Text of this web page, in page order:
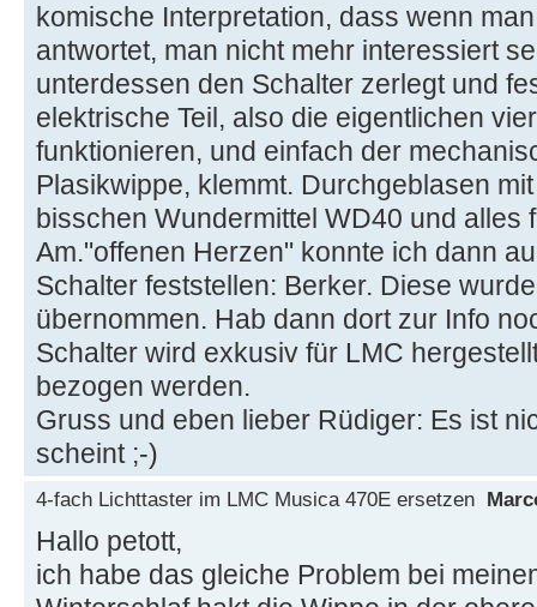
komische Interpretation, dass wenn
antwortet, man nicht mehr interessiert
unterdessen den Schalter zerlegt und
elektrische Teil, also die eigentlichen
funktionieren, und einfach der
Plasikwippe, klemmt. Durchgeblasen
bisschen Wundermittel WD40 und alles
Am."offenen Herzen" konnte ich dann
Schalter feststellen: Berker. Diese
übernommen. Hab dann dort zur Info
Schalter wird exkusiv für LMC
bezogen werden.
Gruss und eben lieber Rüdiger: Es ist
scheint ;-)
4-fach Lichttaster im LMC Musica 470E ersetzen
Hallo petott,
ich habe das gleiche Problem bei